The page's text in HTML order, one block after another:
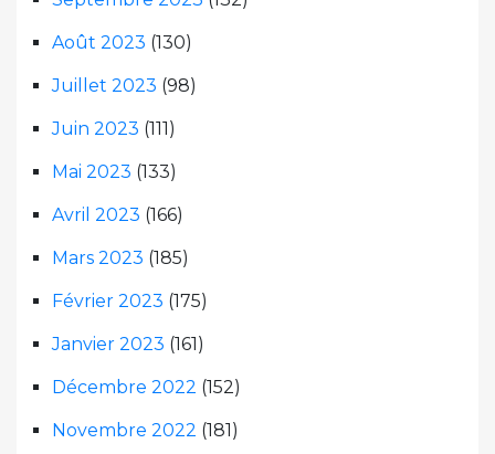
Août 2023 (130)
Juillet 2023 (98)
Juin 2023 (111)
Mai 2023 (133)
Avril 2023 (166)
Mars 2023 (185)
Février 2023 (175)
Janvier 2023 (161)
Décembre 2022 (152)
Novembre 2022 (181)